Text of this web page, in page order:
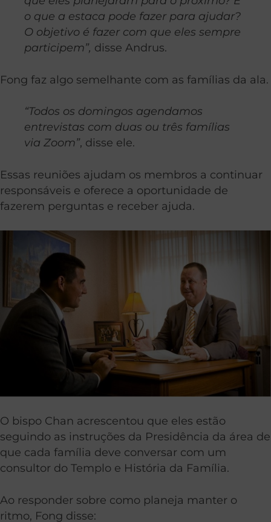
o que a estaca pode fazer para ajudar?
O objetivo é fazer com que eles sempre
participem”, disse Andrus.
Fong faz algo semelhante com as famílias da ala.
“Todos os domingos agendamos
entrevistas com duas ou três famílias
via Zoom”, disse ele.
Essas reuniões ajudam os membros a continuar
responsáveis e oferece a oportunidade de
fazerem perguntas e receber ajuda.
O bispo Chan acrescentou que eles estão
seguindo as instruções da Presidência da área de
que cada família deve conversar com um
consultor do Templo e História da Família.
Ao responder sobre como planeja manter o
ritmo, Fong disse: